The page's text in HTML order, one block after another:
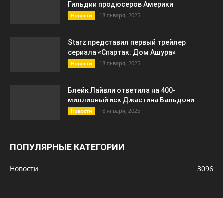
Гильдии продюсеров Америки
Новости 18 января, 2025
Starz представил первый трейлер
сериала «Спартак: Дом Ашура»
Новости 18 января, 2025
Блейк Лайвли ответила на 400-
миллионый иск Джастина Бальдони
Новости 18 января, 2025
ПОПУЛЯРНЫЕ КАТЕГОРИИ
Новости 3096